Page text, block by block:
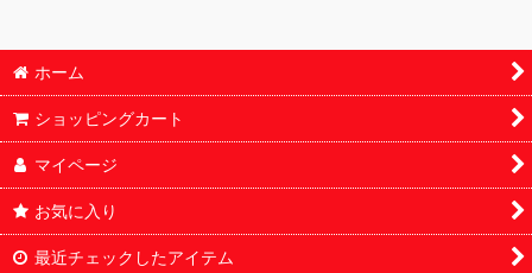
ホーム
ショッピングカート
マイページ
お気に入り
最近チェックしたアイテム